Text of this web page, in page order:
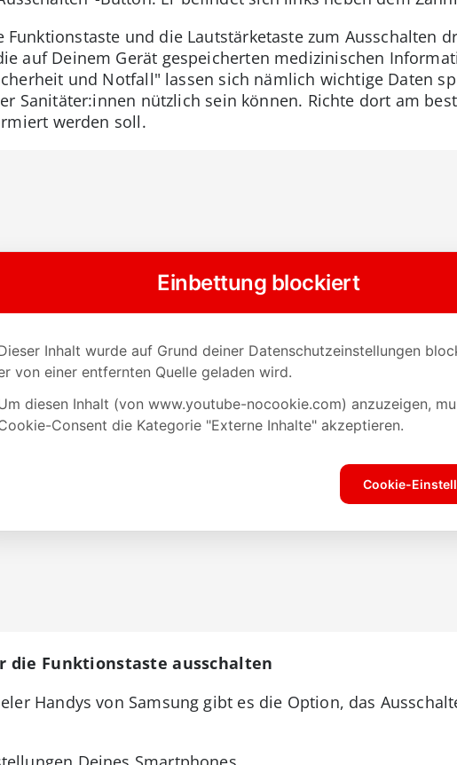
Funktionstaste und die Lautstärketaste zum Ausschalten
auf Deinem Gerät gespeicherten medizinischen
und Notfall" lassen sich nämlich wichtige Daten
Sanitäter:innen nützlich sein können. Richte dort am
werden soll.
die Funktionstaste ausschalten
Handys von Samsung gibt es die Option, das